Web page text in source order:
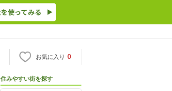
お気に入り 0
住みやすい街を探す